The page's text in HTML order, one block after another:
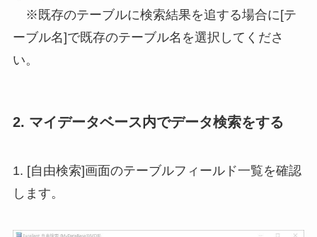
※既存のテーブルに検索結果を追する場合に[テ
ーブル名]で既存のテーブル名を選択してくださ
い。
2. マイデータベース内でデータ検索をする
1. [自由検索]画面のテーブルフィールド一覧を確認
します。